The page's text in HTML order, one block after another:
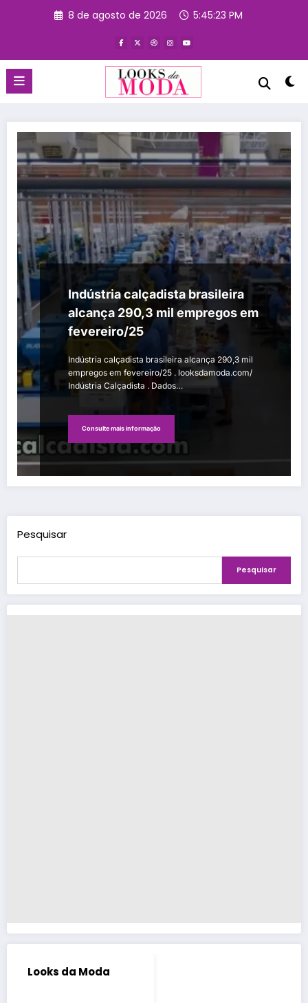
8 de agosto de 2026 5:45:23 PM
Indústria calçadista brasileira
alcança 290,3 mil empregos em
fevereiro/25
Indústria calçadista brasileira alcança 290,3 mil
empregos em fevereiro/25 . looksdamoda.com/
Indústria Calçadista . Dados…
Consulte mais informação
Pesquisar
Pesquisar
Looks da Moda